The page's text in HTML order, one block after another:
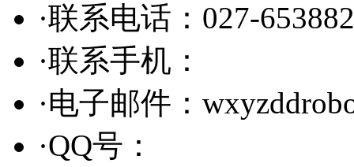
·联系电话：027-
·联系手机：
·电子邮件：
·QQ号：